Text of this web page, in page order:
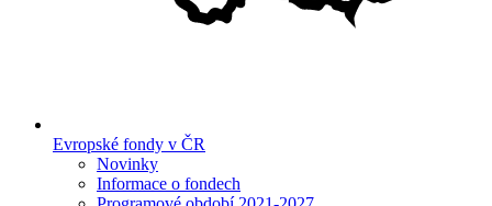
Evropské fondy v ČR
Novinky
Informace o fondech